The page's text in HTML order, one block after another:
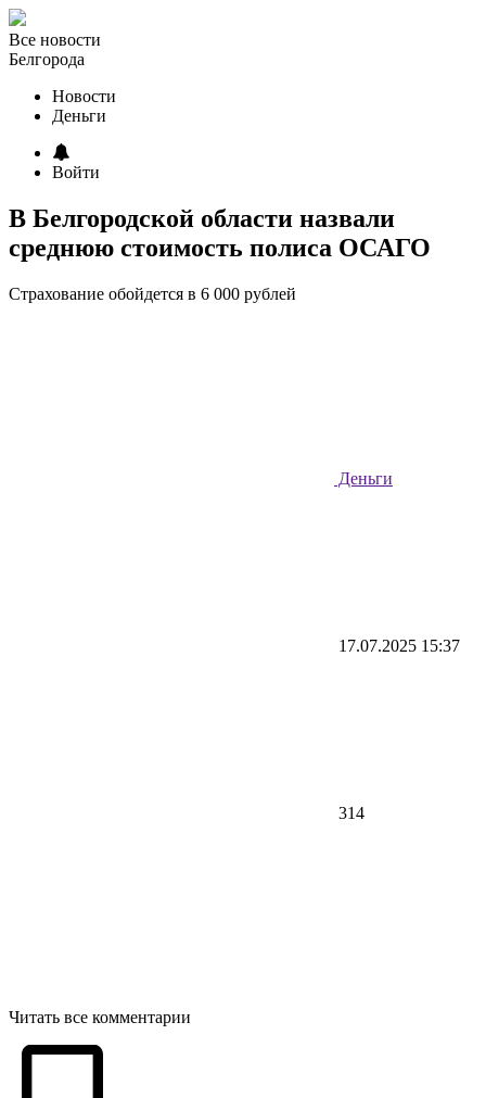
Все новости
Белгорода
Новости
Деньги
Войти
В Белгородской области назвали
среднюю стоимость полиса ОСАГО
Страхование обойдется в 6 000 рублей
Деньги
17.07.2025 15:37
314
Читать все комментарии